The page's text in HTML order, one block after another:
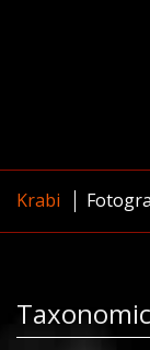
Krabi